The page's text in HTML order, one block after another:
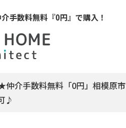
手数料無料『0円』で購入！
仲介手数料無料「0円」相模原
♪